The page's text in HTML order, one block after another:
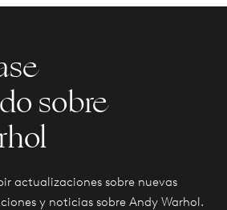
sobre
actualizaciones sobre nuevas
y noticias sobre Andy Warhol.